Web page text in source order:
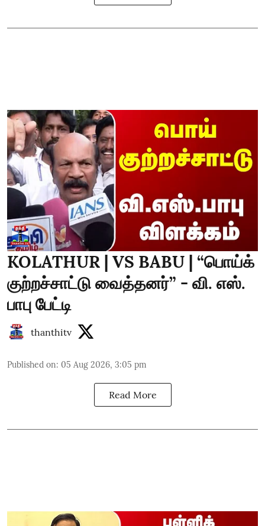
KOLATHUR | VS BABU | “பொய்க்
குற்றச்சாட்டு வைத்தனர்” - வி. எஸ்.
பாபு பேட்டி
thanthitv
Published on: 05 Aug 2026, 3:05 pm
Read More